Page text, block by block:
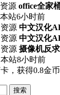
源 office全家
站6小时前
源 中文汉化
源 中文汉化
源 摄像机反
站8小时前
，获得0.8金
搜索